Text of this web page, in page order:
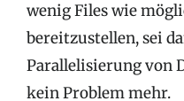
wenig Files wie
bereitzustellen, sei
Parallelisierung von
kein Problem mehr.